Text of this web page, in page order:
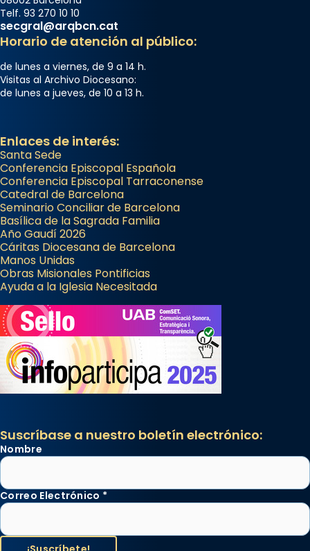
Telf. 93 270 10 10
secgral@arqbcn.cat
Horario de atención al público:
de lunes a viernes, de 9 a 14 h.
Visitas al Archivo Diocesano:
de lunes a jueves, de 10 a 13 h.
Enlaces de interés:
Santa Sede
Conferencia Episcopal Española
Conferencia Episcopal Tarraconense
Catedral de Barcelona
Seminario Conciliar de Barcelona
Basílica de la Sagrada Familia
Año Gaudí 2026
Cáritas Diocesana de Barcelona
Manos Unidas
Obras Misionales Pontificias
Ayuda a la Iglesia Necesitada
Suscríbase a nuestro boletín electrónico:
Nombre
Correo Electrónico *